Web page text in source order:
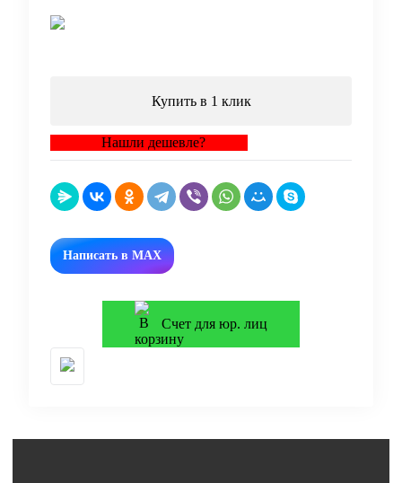
Купить в 1 клик
Нашли дешевле?
Написать в MAX
Счет для юр. лиц